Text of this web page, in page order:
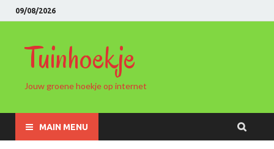
09/08/2026
Tuinhoekje
Jouw groene hoekje op internet
MAIN MENU